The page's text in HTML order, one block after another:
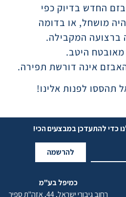
החדש בדיוק כפי
מושחל, או בדומה
ברצועה המקבילה.
מאובטח היטב.
אינה דורשת תפירה.
תהססו לפנות אלינו!
כדי להתעדכן במבצעים הכי!
להרשמה
כמיפל בע"מ
רחוב גיבורי ישראל, 44, אזה"ת ספיר